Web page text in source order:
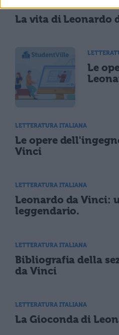
La vita di Leonardo
Le
LETTERATURA ITALIANA
Le opere
Vinci
LETTERATURA ITALIANA
Leonardo da Vinci:
leggendario.
LETTERATURA ITALIANA
Bibliografia della
da Vinci
LETTERATURA ITALIANA
La Gioconda di